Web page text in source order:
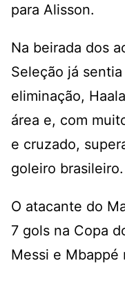
para Alisson.
Na beirada dos
Seleção já
eliminação,
área e, com
e cruzado,
goleiro brasileiro.
O atacante do
7 gols na Copa
Messi e Mbappé